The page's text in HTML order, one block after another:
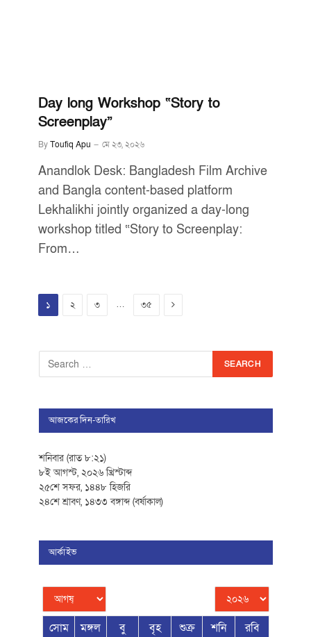
Day long Workshop “Story to
Screenplay”
ByToufiq Apu মে ২৩, ২০২৬
Anandlok Desk: Bangladesh Film Archive
and Bangla content-based platform
Lekhalikhi jointly organized a day-long
workshop titled “Story to Screenplay:
From…
১ ২ ৩ … ৩৫ Next
আজকের দিন-তারিখ
শনিবার (রাত ৮:২১)
৮ই আগস্ট, ২০২৬ খ্রিস্টাব্দ
২৫শে সফর, ১৪৪৮ হিজরি
২৪শে শ্রাবণ, ১৪৩৩ বঙ্গাব্দ (বর্ষাকাল)
আর্কাইভ
সোম মঙ্গল বু বৃহ শুক্র শনি রবি